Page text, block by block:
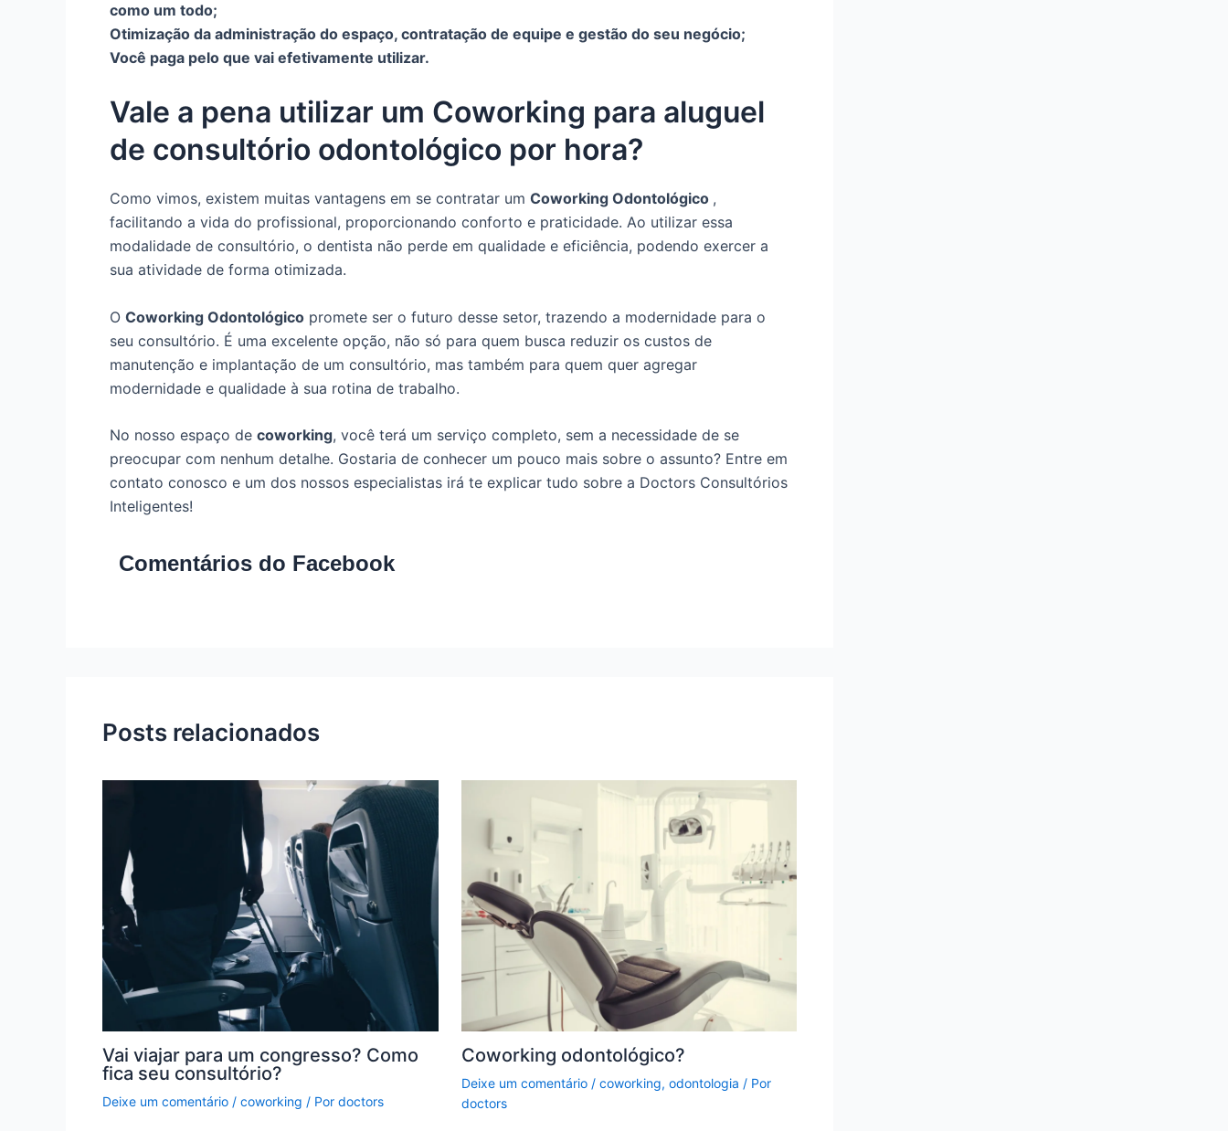
como um todo;
Otimização da administração do espaço, contratação de equipe e gestão do seu negócio;
Você paga pelo que vai efetivamente utilizar.
Vale a pena utilizar um Coworking para aluguel
de consultório odontológico por hora?
Como vimos, existem muitas vantagens em se contratar um Coworking Odontológico ,
facilitando a vida do profissional, proporcionando conforto e praticidade. Ao utilizar essa
modalidade de consultório, o dentista não perde em qualidade e eficiência, podendo exercer a
sua atividade de forma otimizada.
O Coworking Odontológico promete ser o futuro desse setor, trazendo a modernidade para o
seu consultório. É uma excelente opção, não só para quem busca reduzir os custos de
manutenção e implantação de um consultório, mas também para quem quer agregar
modernidade e qualidade à sua rotina de trabalho.
No nosso espaço de coworking, você terá um serviço completo, sem a necessidade de se
preocupar com nenhum detalhe. Gostaria de conhecer um pouco mais sobre o assunto? Entre em
contato conosco e um dos nossos especialistas irá te explicar tudo sobre a Doctors Consultórios
Inteligentes!
Comentários do Facebook
Posts relacionados
Vai viajar para um congresso? Como
fica seu consultório?
Deixe um comentário / coworking / Por doctors
Coworking odontológico?
Deixe um comentário / coworking, odontologia / Por
doctors